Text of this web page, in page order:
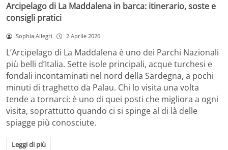
Arcipelago di La Maddalena in barca: itinerario, soste e
consigli pratici
Sophia Allegri 2 Aprile 2026
L’Arcipelago di La Maddalena è uno dei Parchi Nazionali
più belli d’Italia. Sette isole principali, acque turchesi e
fondali incontaminati nel nord della Sardegna, a pochi
minuti di traghetto da Palau. Chi lo visita una volta
tende a tornarci: è uno di quei posti che migliora a ogni
visita, soprattutto quando ci si spinge al di là delle
spiagge più conosciute.
Leggi di più